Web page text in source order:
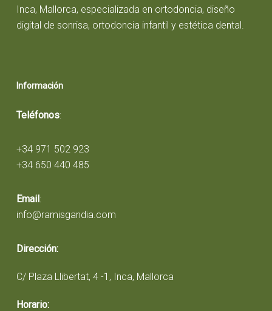
Inca, Mallorca, especializada en ortodoncia, diseño
digital de sonrisa, ortodoncia infantil y estética dental.
Información
Teléfonos:
+34 971 502 923
+34 650 440 485
Email:
info@ramisgandia.com
Dirección:
C/ Plaza Llibertat, 4 -1, Inca, Mallorca
Horario: